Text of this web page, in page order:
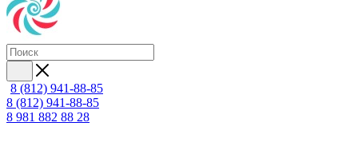
8 (812) 941-88-85
8 (812) 941-88-85
8 981 882 88 28